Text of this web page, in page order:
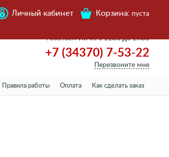
Личный кабинет Корзина: пуста
РаботаемПн-пт с 11.00 до 19.00
+7 (34370) 7-53-22
Перезвоните мне
Правила работы Оплата Как сделать заказ